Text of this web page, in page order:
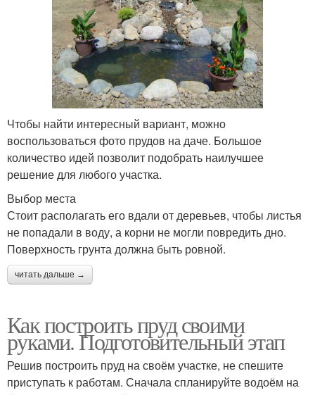
Чтобы найти интересный вариант, можно
воспользоваться фото прудов на даче. Большое
количество идей позволит подобрать наилучшее
решение для любого участка.
Выбор места
Стоит располагать его вдали от деревьев, чтобы листья
не попадали в воду, а корни не могли повредить дно.
Поверхность грунта должна быть ровной.
читать дальше →
Как построить пруд своими
руками. Подготовительный этап
Решив построить пруд на своём участке, не спешите
приступать к работам. Сначала спланируйте водоём на